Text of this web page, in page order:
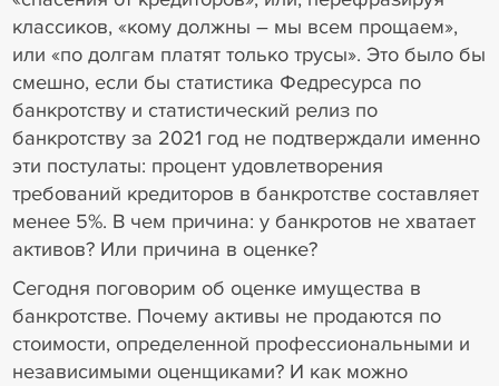
классиков, «кому должны – мы всем прощаем»,
или «по долгам платят только трусы». Это было бы
смешно, если бы статистика Федресурса по
банкротству и статистический релиз по
банкротству за 2021 год не подтверждали именно
эти постулаты: процент удовлетворения
требований кредиторов в банкротстве составляет
менее 5%. В чем причина: у банкротов не хватает
активов? Или причина в оценке?
Сегодня поговорим об оценке имущества в
банкротстве. Почему активы не продаются по
стоимости, определенной профессиональными и
независимыми оценщиками? И как можно